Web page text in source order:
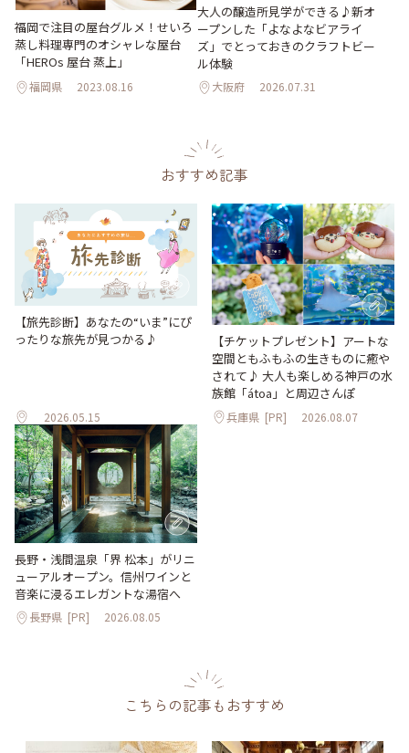
福岡で注目の屋台グルメ！せいろ
蒸し料理専門のオシャレな屋台
「HEROs 屋台 蒸上」
福岡県 2023.08.16
大人の醸造所見学ができる♪新オ
ープンした「よなよなビアライ
ズ」でとっておきのクラフトビー
ル体験
大阪府 2026.07.31
おすすめ記事
【旅先診断】あなたの“いま”にぴ
ったりな旅先が見つかる♪
2026.05.15
【チケットプレゼント】アートな
空間ともふもふの生きものに癒や
されて♪ 大人も楽しめる神戸の水
族館「átoa」と周辺さんぽ
兵庫県 [PR] 2026.08.07
長野・浅間温泉「界 松本」がリニ
ューアルオープン。信州ワインと
音楽に浸るエレガントな湯宿へ
長野県 [PR] 2026.08.05
こちらの記事もおすすめ